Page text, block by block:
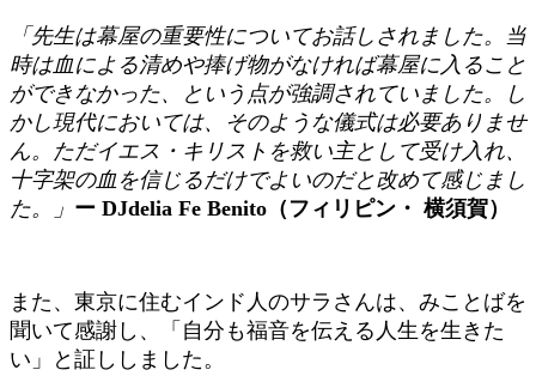
「先生は幕屋の重要性についてお話しされました。当
時は血による清めや捧げ物がなければ幕屋に入ること
ができなかった、という点が強調されていました。し
かし現代においては、そのような儀式は必要ありませ
ん。ただイエス・キリストを救い主として受け入れ、
十字架の血を信じるだけでよいのだと改めて感じまし
た。」 ー DJdelia Fe Benito（フィリピン・ 横須賀）
また、東京に住むインド人のサラさんは、みことばを
聞いて感謝し、「自分も福音を伝える人生を生きた
い」と証ししました。